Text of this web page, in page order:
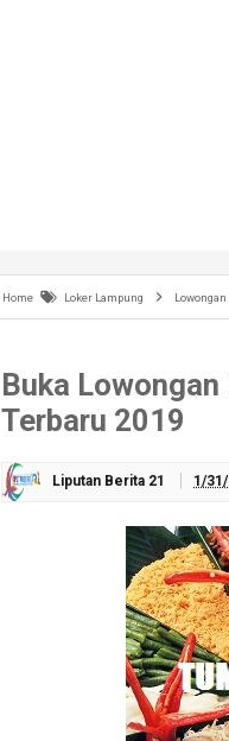
Home Loker Lampung Lowongan
Buka Lowongan
Terbaru 2019
Liputan Berita 21 1/